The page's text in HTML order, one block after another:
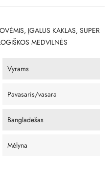
ĮGALUS KAKLAS, SUPER
MEDVILNĖS
Vyrams
Pavasaris/vasara
Bangladešas
Mėlyna